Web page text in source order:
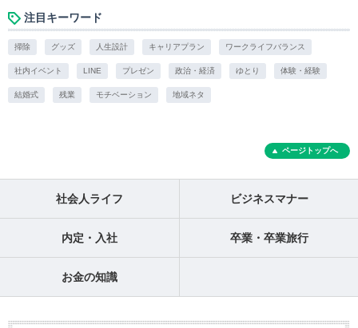
注目キーワード
掃除 グッズ 人生設計 キャリアプラン ワークライフバランス
社内イベント LINE プレゼン 政治・経済 ゆとり 体験・経験
結婚式 残業 モチベーション 地域ネタ
ページトップへ
社会人ライフ ビジネスマナー
内定・入社 卒業・卒業旅行
お金の知識